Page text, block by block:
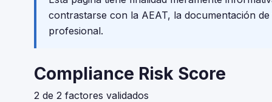
contrastarse con la AEAT, la documentación
profesional.
Compliance Risk Score
2 de 2 factores validados